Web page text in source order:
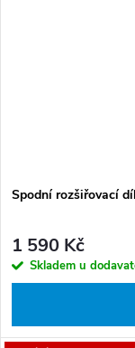
Spodní rozšiřovací
1 590 Kč
Skladem u